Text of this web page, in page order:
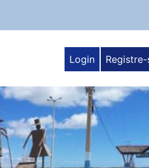
Login Registre-